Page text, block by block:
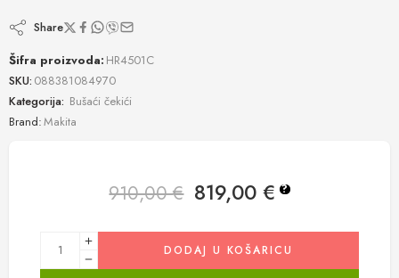
Share
Šifra proizvoda: HR4501C
SKU: 088381084970
Kategorija: Bušaći čekići
Brand:Makita
910,00€ 819,00€ ?
DODAJ U KOŠARICU